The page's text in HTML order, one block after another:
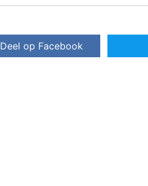
Deel op Facebook